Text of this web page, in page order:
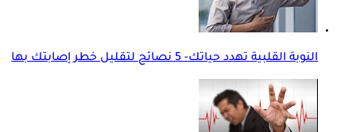
النوبة القلبية تهدد حياتك- 5 نصائح لتقليل خطر إصابتك بها